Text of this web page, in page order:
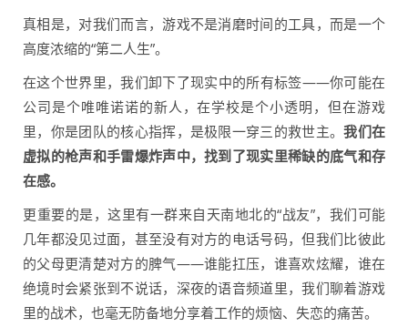
真相是，对我们而言，游戏不是消磨时间的工具，而是一个
高度浓缩的“第二人生”。
在这个世界里，我们卸下了现实中的所有标签——你可能在
公司是个唯唯诺诺的新人，在学校是个小透明，但在游戏
里，你是团队的核心指挥，是极限一穿三的救世主。我们在
虚拟的枪声和手雷爆炸声中，找到了现实里稀缺的底气和存
在感。
更重要的是，这里有一群来自天南地北的“战友”，我们可能
几年都没见过面，甚至没有对方的电话号码，但我们比彼此
的父母更清楚对方的脾气——谁能扛压，谁喜欢炫耀，谁在
绝境时会紧张到不说话，深夜的语音频道里，我们聊着游戏
里的战术，也毫无防备地分享着工作的烦恼、失恋的痛苦。